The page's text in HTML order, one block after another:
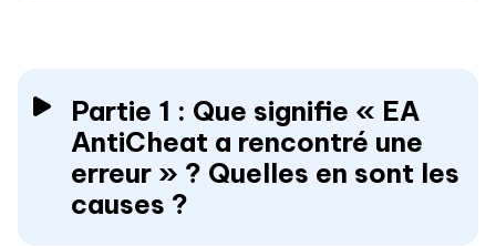
Partie 1 : Que signifie « EA
AntiCheat a rencontré une
erreur » ? Quelles en sont les
causes ?